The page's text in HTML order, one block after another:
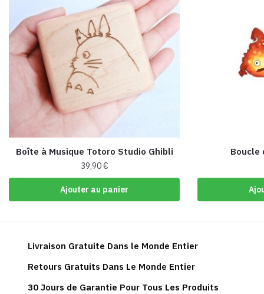
Boîte à Musique Totoro Studio Ghibli
39,90€
Ajouter au panier
Boucle
Livraison Gratuite Dans le Monde Entier
Retours Gratuits Dans Le Monde Entier
30 Jours de Garantie Pour Tous Les Produits